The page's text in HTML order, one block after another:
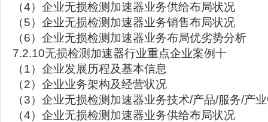
（4）企业无损检测加速器业务供给布局状况
（5）企业无损检测加速器业务销售布局状况
（6）企业无损检测加速器业务布局优劣势分析
7.2.10无损检测加速器行业重点企业案例十
（1）企业发展历程及基本信息
（2）企业业务架构及经营状况
（3）企业无损检测加速器业务技术/产品/服务/产
（4）企业无损检测加速器业务供给布局状况